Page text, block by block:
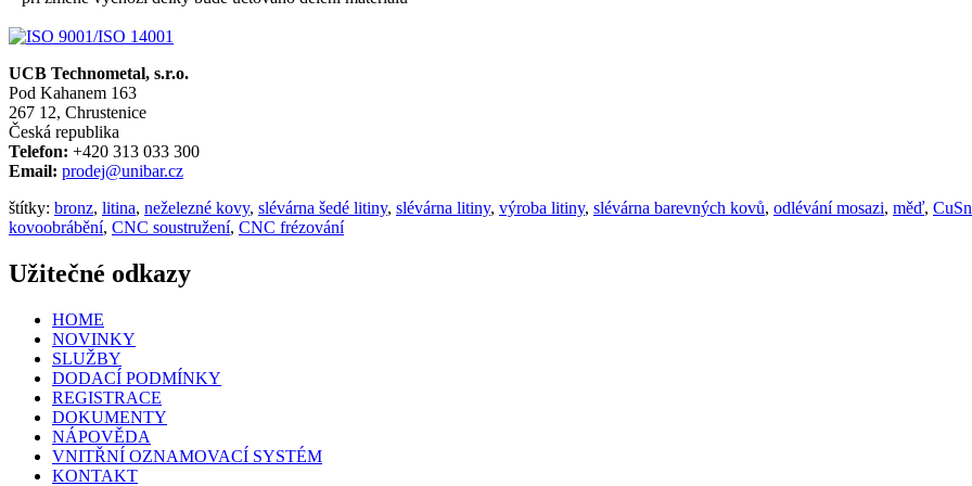
UCB Technometal, s.r.o.
Pod Kahanem 163
267 12, Chrustenice
Česká republika
Telefon: +420 313 033 300
Email: prodej@unibar.cz
štítky: bronz, litina, neželezné kovy, slévárna šedé litiny, slévárna litiny, výroba litiny, slévárna barevných kovů, odlévání mosazi, měď,
kovoobrábění, CNC soustružení, CNC frézování
Užitečné odkazy
HOME
NOVINKY
SLUŽBY
DODACÍ PODMÍNKY
REGISTRACE
DOKUMENTY
NÁPOVĚDA
VNITŘNÍ OZNAMOVACÍ SYSTÉM
KONTAKT